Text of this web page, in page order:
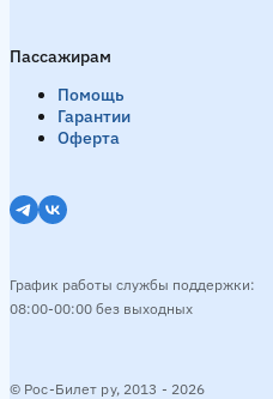
Пассажирам
Помощь
Гарантии
Оферта
© Рос-Билет ру, 2013 - 2026
График работы службы поддержки:
08:00-00:00 без выходных